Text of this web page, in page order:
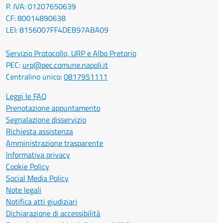
P. IVA: 01207650639
CF: 80014890638
LEI: 8156007FF4DEB97ABA09
Servizio Protocollo, URP e Albo Pretorio
PEC: urp@pec.comune.napoli.it
Centralino unico:0817951111
Leggi le FAQ
Prenotazione appuntamento
Segnalazione disservizio
Richiesta assistenza
Amministrazione trasparente
Informativa privacy
Cookie Policy
Social Media Policy
Note legali
Notifica atti giudiziari
Dichiarazione di accessibilità